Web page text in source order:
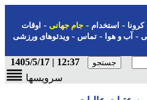
-استخدام- جام جهانی-اوقات
آب و هوا-تماس-ویدئوهای ورزشی
12:37 | 1405/5/17
سرویسها